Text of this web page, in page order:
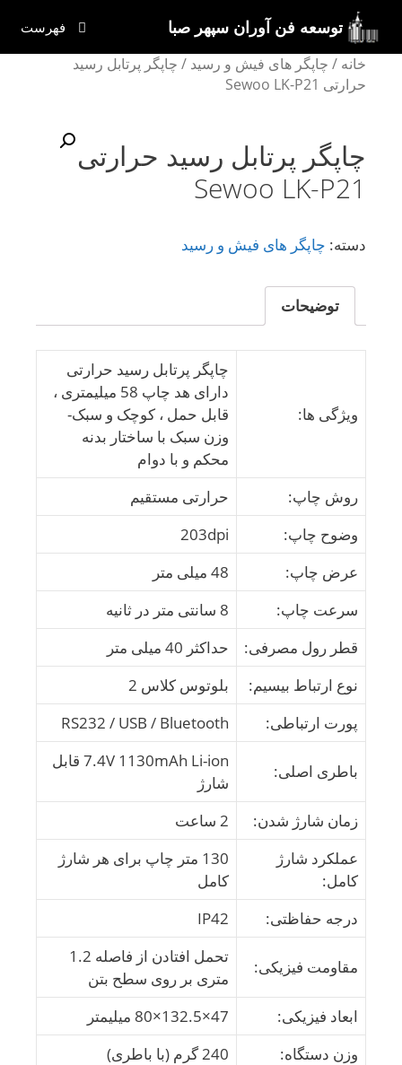
محتوا
توسعه فن آوران سپهر صبا فهرست
خانه / چاپگر های فیش و رسید / چاپگر پرتابل رسید
حرارتی Sewoo LK-P21
چاپگر پرتابل رسید حرارتی
Sewoo LK-P21
دسته: چاپگر های فیش و رسید
توضیحات
ویژگی ها:
چاپگر پرتابل رسید حرارتی
دارای هد چاپ 58 میلیمتری ،
قابل حمل ، کوچک و سبک-
وزن سبک با ساختار بدنه
محکم و با دوام
روش چاپ:
حرارتی مستقیم
وضوح چاپ:
203dpi
عرض چاپ:
48 میلی متر
سرعت چاپ:
8 سانتی متر در ثانیه
قطر رول مصرفی:
حداکثر 40 میلی متر
نوع ارتباط بیسیم:
بلوتوس کلاس 2
پورت ارتباطی:
RS232 / USB / Bluetooth
باطری اصلی:
7.4V 1130mAh Li-ion قابل
شارژ
زمان شارژ شدن:
2 ساعت
عملکرد شارژ
کامل:
130 متر چاپ برای هر شارژ
کامل
درجه حفاظتی:
IP42
مقاومت فیزیکی:
تحمل افتادن از فاصله 1.2
متری بر روی سطح بتن
ابعاد فیزیکی:
47×132.5×80 میلیمتر
وزن دستگاه:
240 گرم (با باطری)